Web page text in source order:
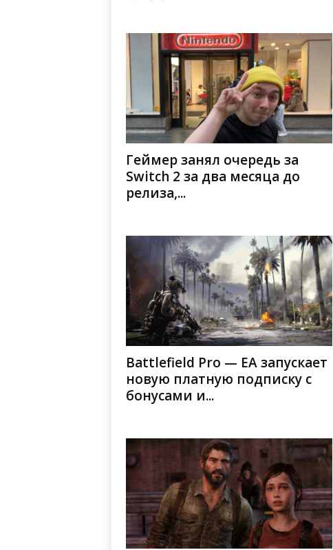
Геймер занял очередь за
Switch 2 за два месяца до
релиза,...
Battlefield Pro — EA запускает
новую платную подписку с
бонусами и...